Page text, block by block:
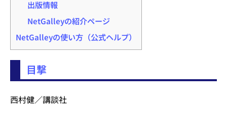
出版情報
NetGalleyの紹介ページ
NetGalleyの使い方（公式ヘルプ）
目撃
西村健／講談社